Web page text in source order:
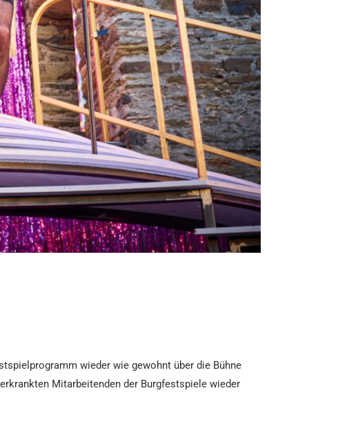
wieder wie gewohnt über die Bühne
Mitarbeitenden der Burgfestspiele wieder